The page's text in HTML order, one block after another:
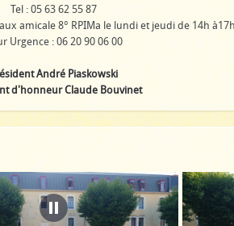
Tel : 05 63 62 55 87
amicale 8° RPIMa le lundi et jeudi de 14h
Urgence : 06 20 90 06 00
André Piaskowski
d'honneur Claude Bouvinet